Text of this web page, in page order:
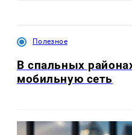
Полезное
В спальных
мобильную сеть